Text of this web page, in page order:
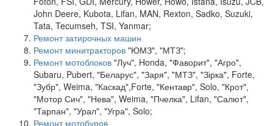
John Deere, Kubota, Lifan, MAN, Rexton, Sadko, Suzuki,
Tata, Tecumseh, TSI, Yanmar;
Ремонт затирочных машин
Ремонт минитракторов "ЮМЗ", "МТЗ";
Ремонт мотоблоков "Луч", Honda, "Фаворит", "Агро",
Subaru, Pubert, "Беларус", "Заря", "МТЗ", "Зірка", Forte,
"Зубр", Weima, "Каскад",Forte, "Кентавр", Solo, "Крот",
"Мотор Сич", "Нева", Weima, "Пчелка", Lifan, "Салют",
"Тарпан", "Урал", "Угра", Solo;
Ремонт мотобуров